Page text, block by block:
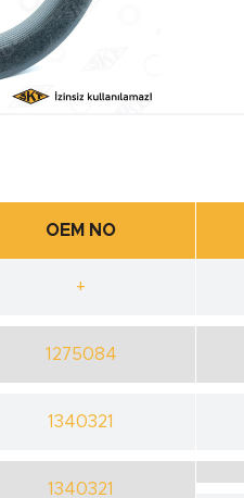
OEM NO
+
1275084
1340321
1340321